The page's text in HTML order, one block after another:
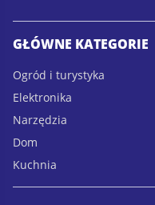
m
a
i
GŁÓWNE KATEGORIE
Ogród i turystyka
Elektronika
Narzędzia
Dom
Kuchnia